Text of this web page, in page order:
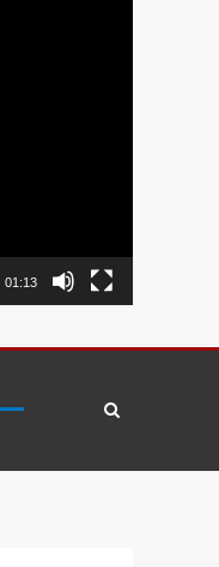
01:13